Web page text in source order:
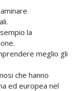
la
meglio gli
che hanno
ed europea nel